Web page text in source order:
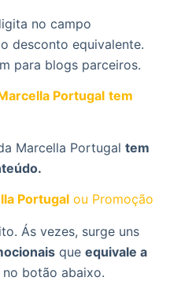
no campo
desconto equivalente.
para blogs parceiros.
Portugal tem
Marcella Portugal tem
Portugal ou Promoção
Ás vezes, surge uns
que equivale a
botão abaixo.